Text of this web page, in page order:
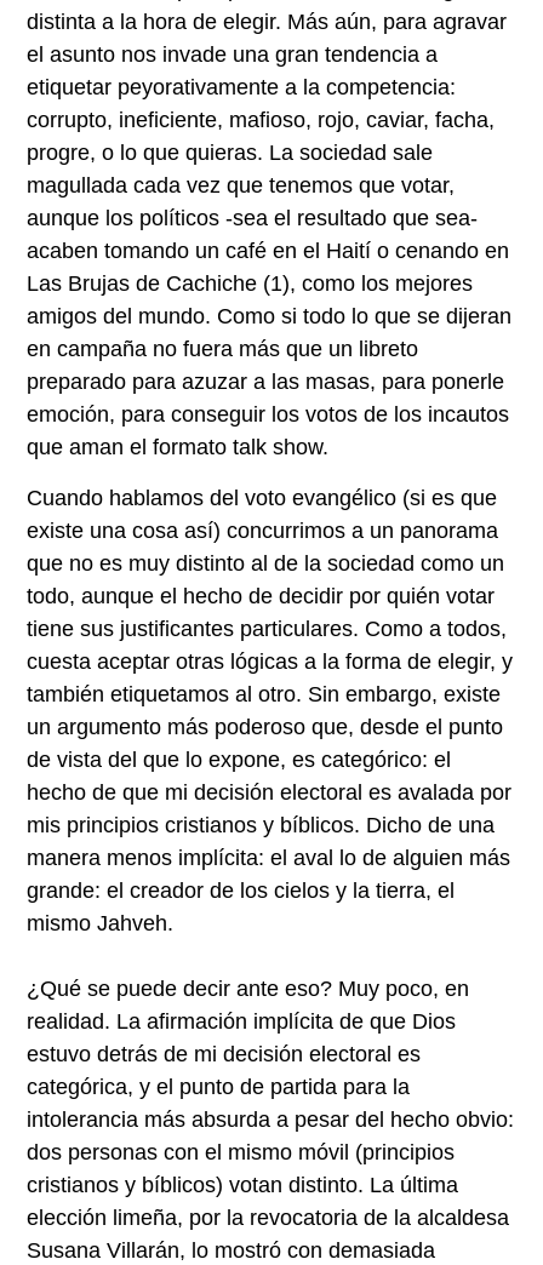
distinta a la hora de elegir. Más aún, para agravar
el asunto nos invade una gran tendencia a
etiquetar peyorativamente a la competencia:
corrupto, ineficiente, mafioso, rojo, caviar, facha,
progre, o lo que quieras. La sociedad sale
magullada cada vez que tenemos que votar,
aunque los políticos -sea el resultado que sea-
acaben tomando un café en el Haití o cenando en
Las Brujas de Cachiche (1), como los mejores
amigos del mundo. Como si todo lo que se dijeran
en campaña no fuera más que un libreto
preparado para azuzar a las masas, para ponerle
emoción, para conseguir los votos de los incautos
que aman el formato talk show.
Cuando hablamos del voto evangélico (si es que
existe una cosa así) concurrimos a un panorama
que no es muy distinto al de la sociedad como un
todo, aunque el hecho de decidir por quién votar
tiene sus justificantes particulares. Como a todos,
cuesta aceptar otras lógicas a la forma de elegir, y
también etiquetamos al otro. Sin embargo, existe
un argumento más poderoso que, desde el punto
de vista del que lo expone, es categórico: el
hecho de que mi decisión electoral es avalada por
mis principios cristianos y bíblicos. Dicho de una
manera menos implícita: el aval lo de alguien más
grande: el creador de los cielos y la tierra, el
mismo Jahveh.
¿Qué se puede decir ante eso? Muy poco, en
realidad. La afirmación implícita de que Dios
estuvo detrás de mi decisión electoral es
categórica, y el punto de partida para la
intolerancia más absurda a pesar del hecho obvio:
dos personas con el mismo móvil (principios
cristianos y bíblicos) votan distinto. La última
elección limeña, por la revocatoria de la alcaldesa
Susana Villarán, lo mostró con demasiada